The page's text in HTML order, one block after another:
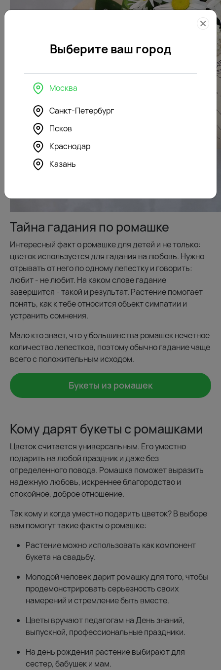
Тайна гадания по ромашке
Интересный факт о ромашке для детей и не только:
цветок используется для гадания на любовь. Нужно
отрывать от него по одному лепестку и говорить:
любит - не любит. На каком слове гадание
завершится - такой и результат. Растение помогает
понять, как к тебе относится объект симпатии и
устранить сомнения.
Мало кто знает, что у большинства ромашек нечетное
количество лепестков, поэтому обычно гадание чаще
всего с положительным исходом.
Букеты из ромашек
Кому дарят букеты с ромашками
Цветок считается универсальным. Его уместно
подарить на любой праздник и даже без
определенного повода. Ромашка поможет выразить
надежную любовь, искреннее благородство и
спокойное, доброе отношение.
Так кому и когда уместно подарить цветок? В выборе
вам помогут такие факты о ромашке:
Растение можно использовать как компонент
букета на свадьбу.
Молодой человек дарит ромашку для того, чтобы
продемонстрировать серьезность своих
намерений и стремление быть вместе.
Цветы вручают педагогам на День знаний,
выпускной, профессиональные праздники.
На день рождения растение выбирают для
сестер, бабушек и мам.
Выберите ваш город
Москва
Санкт-Петербург
Псков
Краснодар
Казань